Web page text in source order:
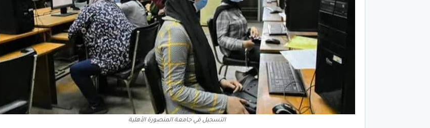
التسجيل في جامعة المنصورة الأهلية